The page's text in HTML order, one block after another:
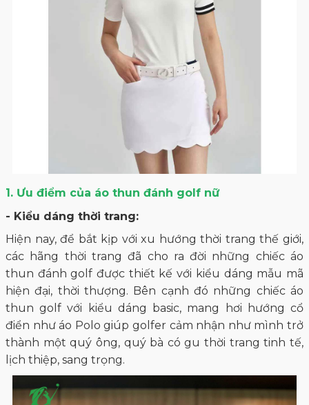
1. Ưu điểm của áo thun đánh golf nữ
- Kiểu dáng thời trang:
Hiện nay, để bắt kịp với xu hướng thời trang thế giới,
các hãng thời trang đã cho ra đời những chiếc áo
thun đánh golf được thiết kế với kiểu dáng mẫu mã
hiện đại, thời thượng. Bên cạnh đó những chiếc áo
thun golf với kiểu dáng basic, mang hơi hướng cổ
điển như áo Polo giúp golfer cảm nhận như mình trở
thành một quý ông, quý bà có gu thời trang tinh tế,
lịch thiệp, sang trọng.